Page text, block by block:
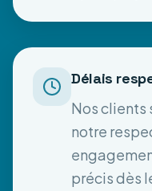
Délais
Nos clients
notre
précis dès